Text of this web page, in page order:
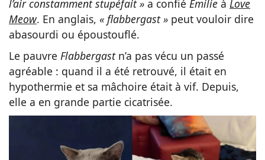
l’air constamment stupéfait » a confié Emilie à Love
Meow. En anglais, « flabbergast » peut vouloir dire
abasourdi ou époustouflé.
Le pauvre Flabbergast n’a pas vécu un passé
agréable : quand il a été retrouvé, il était en
hypothermie et sa mâchoire était à vif. Depuis,
elle a en grande partie cicatrisée.